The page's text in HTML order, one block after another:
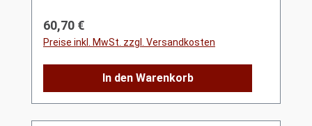
Regulärer Preis:
60,70 €
Preise inkl. MwSt. zzgl. Versandkosten
In den Warenkorb